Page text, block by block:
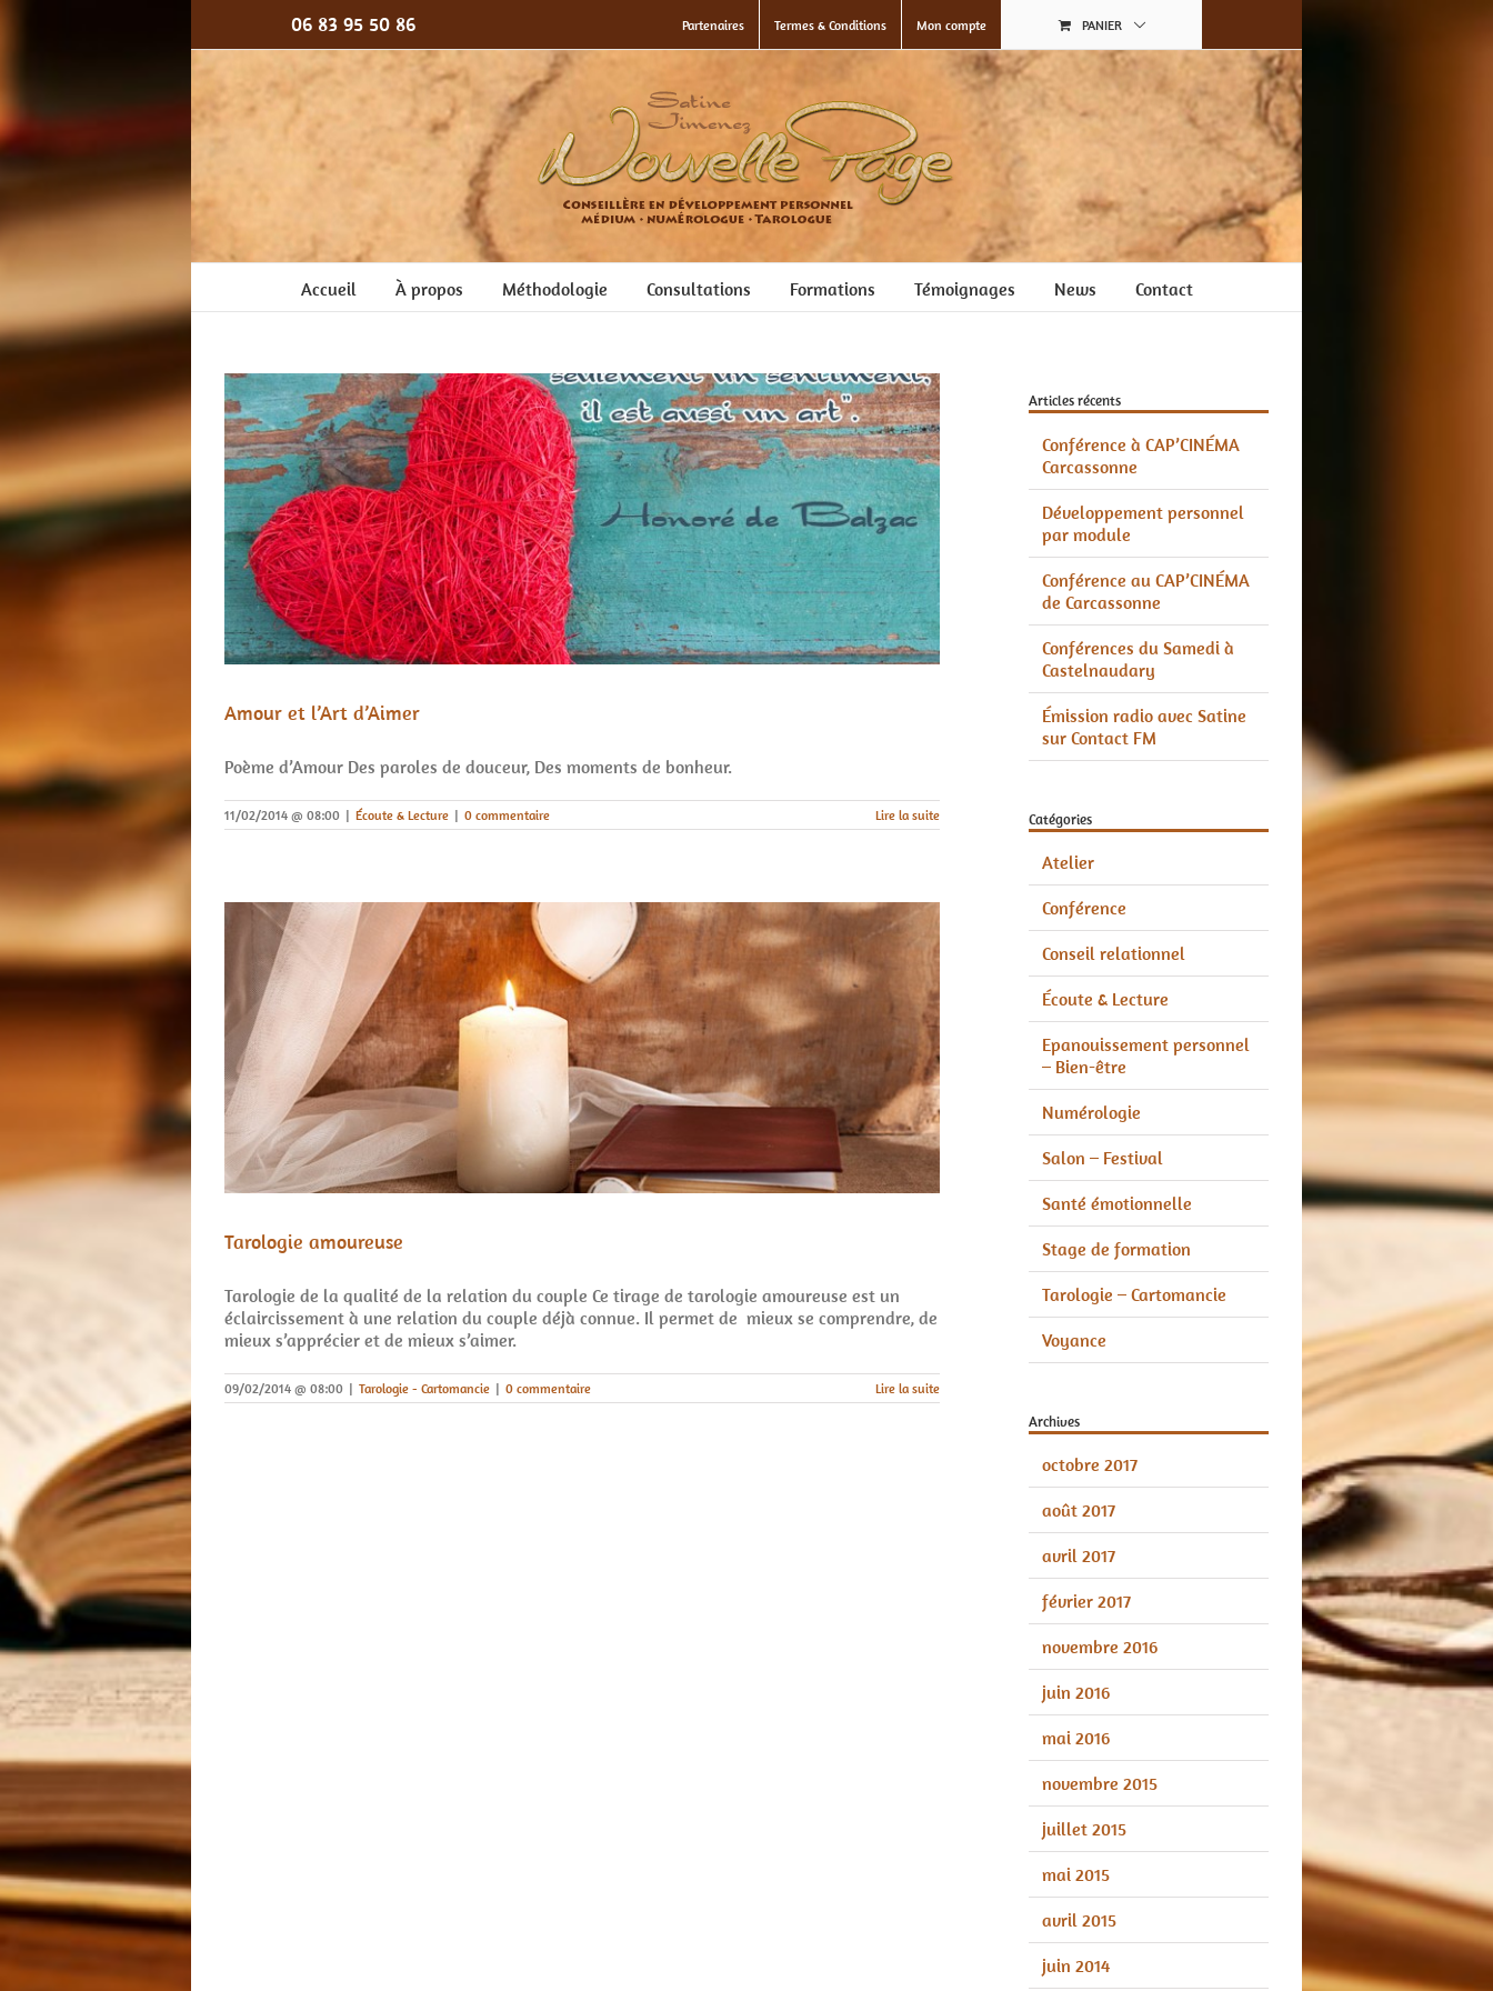
06 83 95 50 86 Partenaires Termes & Conditions Mon compte PANIER
Accueil À propos Méthodologie Consultations Formations Témoignages News Contact
Amour et l’Art d’Aimer
Poème d’Amour Des paroles de douceur, Des moments de bonheur.
11/02/2014 @ 08:00 | Écoute & Lecture | 0 commentaire Lire la suite
Tarologie amoureuse
Tarologie de la qualité de la relation du couple Ce tirage de tarologie amoureuse est un
éclaircissement à une relation du couple déjà connue. Il permet de mieux se comprendre, de
mieux s’apprécier et de mieux s’aimer.
09/02/2014 @ 08:00 | Tarologie - Cartomancie | 0 commentaire Lire la suite
Articles récents
Conférence à CAP’CINÉMA
Carcassonne
Développement personnel
par module
Conférence au CAP’CINÉMA
de Carcassonne
Conférences du Samedi à
Castelnaudary
Émission radio avec Satine
sur Contact FM
Catégories
Atelier
Conférence
Conseil relationnel
Écoute & Lecture
Epanouissement personnel
– Bien-être
Numérologie
Salon – Festival
Santé émotionnelle
Stage de formation
Tarologie – Cartomancie
Voyance
Archives
octobre 2017
août 2017
avril 2017
février 2017
novembre 2016
juin 2016
mai 2016
novembre 2015
juillet 2015
mai 2015
avril 2015
juin 2014